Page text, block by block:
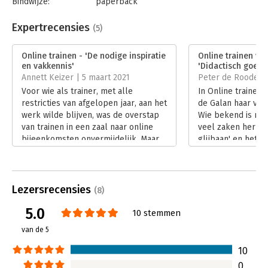
praktijkvoorbeelden en gebaseerd op wetenschappelijke
gestructureerde werkwijze van Karin je om grip en plezier bij
het online trainen te ervaren. Zeker lezen en aan de slag
ermee!"- Ellen Steffens
Uitgever:
Uitgeverij Thema
Verschijningsdatum:
14-12-2020
Hoofdrubriek: Coaching en trainen
Expertrecensies (5)
Online trainen - 'De nodige inspiratie
en vakkennis'
Annett Keizer | 5 maart 2021
Voor wie als trainer, met alle
restricties van afgelopen jaar, aan het
werk wilde blijven, was de overstap
van trainen in een zaal naar online
bijeenkomsten onvermijdelijk. Maar
Lees verder
Online trainen
'Didactisch goed
Peter de Roode |
In Online trainen
de Galan haar
Wie bekend is
veel zaken
glijbaan' en het
Lezersrecensies (8)
5.0
van de 5
10 stemmen
10
0